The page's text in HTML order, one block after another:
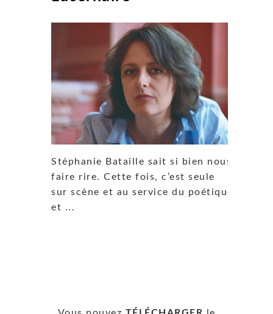
Stéphanie Bataille sait si bien nous
faire rire. Cette fois, c’est seule
sur scène et au service du poétique
et ...